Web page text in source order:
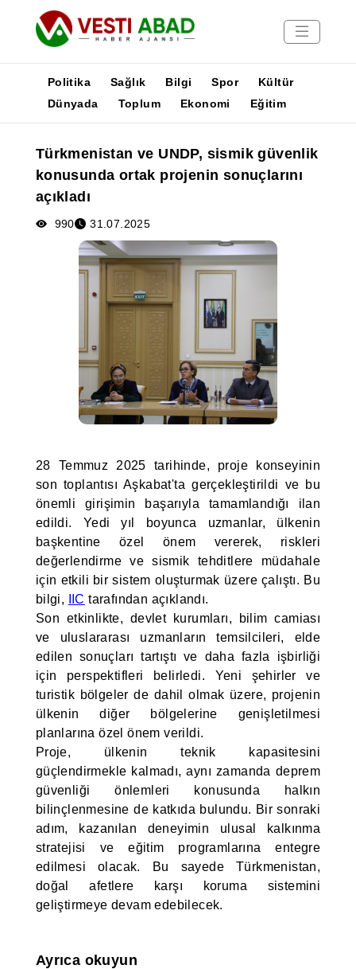
Yayınlar
Medya
Poster
Politika Sağlık Bilgi Spor
Kültür
Dünyada
Toplum Ekonomi Eğitim
Türkmenistan ve UNDP, sismik güvenlik
konusunda ortak projenin sonuçlarını
açıkladı
990 31.07.2025
28 Temmuz 2025 tarihinde, proje konseyinin
son toplantısı Aşkabat'ta gerçekleştirildi ve bu
önemli girişimin başarıyla tamamlandığı ilan
edildi. Yedi yıl boyunca uzmanlar, ülkenin
başkentine özel önem vererek, riskleri
değerlendirme ve sismik tehditlere müdahale
için etkili bir sistem oluşturmak üzere çalıştı. Bu
bilgi,
IIC tarafından açıklandı.
Son etkinlikte, devlet kurumları, bilim camiası
ve uluslararası uzmanların temsilcileri, elde
edilen sonuçları tartıştı ve daha fazla işbirliği
için perspektifleri belirledi. Yeni şehirler ve
turistik bölgeler de dahil olmak üzere, projenin
ülkenin diğer bölgelerine genişletilmesi
planlarına özel önem verildi.
Proje, ülkenin teknik kapasitesini
güçlendirmekle kalmadı, aynı zamanda deprem
güvenliği önlemleri konusunda halkın
bilinçlenmesine de katkıda bulundu. Bir sonraki
adım, kazanılan deneyimin ulusal kalkınma
stratejisi ve eğitim programlarına entegre
edilmesi olacak. Bu sayede Türkmenistan,
doğal afetlere karşı koruma sistemini
geliştirmeye devam edebilecek.
Ayrıca okuyun